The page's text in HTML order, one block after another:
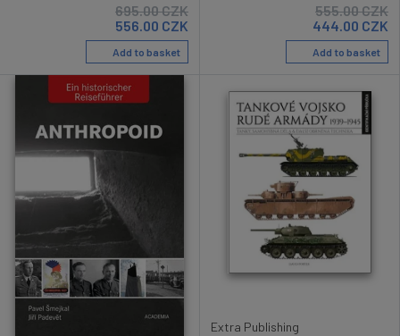
695.00CZK
556.00 CZK
Add to basket
555.00CZK
444.00 CZK
Add to basket
Extra Publishing